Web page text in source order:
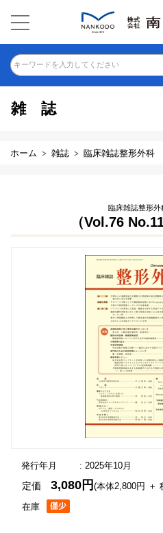
キーワードを入力してください
雑誌
ホーム 雑誌 臨床雑誌整形外科
臨床雑誌整形
（Vol.76 No.11
発行年月 : 2025年10月
在庫
定価3,080円(本体2,800円 ＋